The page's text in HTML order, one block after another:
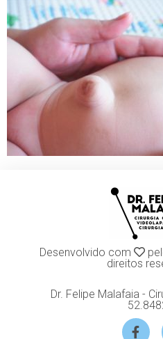
Desenvolvido com
direitos
Dr. Felipe Malafaia -